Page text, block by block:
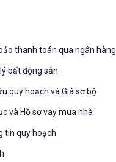
thanh toán qua ngân hàng
bất động sản
quy hoạch và Giá sơ bộ
và Hồ sơ vay mua nhà
tin quy hoạch